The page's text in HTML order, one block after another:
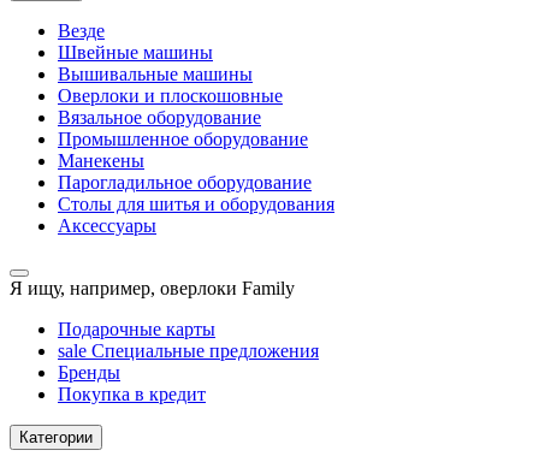
Везде
Швейные машины
Вышивальные машины
Оверлоки и плоскошовные
Вязальное оборудование
Промышленное оборудование
Манекены
Парогладильное оборудование
Столы для шитья и оборудования
Аксессуары
Я ищу, например, оверлоки Family
Подарочные карты
sale Специальные предложения
Бренды
Покупка в кредит
Категории